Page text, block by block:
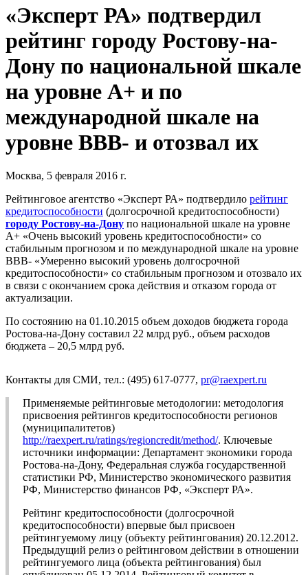
«Эксперт РА» подтвердил
рейтинг городу Ростову-на-
Дону по национальной шкале
на уровне A+ и по
международной шкале на
уровне ВВВ- и отозвал их
Москва, 5 февраля 2016 г.
Рейтинговое агентство «Эксперт РА» подтвердило рейтинг
кредитоспособности (долгосрочной кредитоспособности)
городу Ростову-на-Дону по национальной шкале на уровне
А+ «Очень высокий уровень кредитоспособности» со
стабильным прогнозом и по международной шкале на уровне
ВВВ- «Умеренно высокий уровень долгосрочной
кредитоспособности» со стабильным прогнозом и отозвало их
в связи с окончанием срока действия и отказом города от
актуализации.
По состоянию на 01.10.2015 объем доходов бюджета города
Ростова-на-Дону составил 22 млрд руб., объем расходов
бюджета – 20,5 млрд руб.
Контакты для СМИ, тел.: (495) 617-0777, pr@raexpert.ru
Применяемые рейтинговые методологии: методология
присвоения рейтингов кредитоспособности регионов
(муниципалитетов)
http://raexpert.ru/ratings/regioncredit/method/. Ключевые
источники информации: Департамент экономики города
Ростова-на-Дону, Федеральная служба государственной
статистики РФ, Министерство экономического развития
РФ, Министерство финансов РФ, «Эксперт РА».
Рейтинг кредитоспособности (долгосрочной
кредитоспособности) впервые был присвоен
рейтингуемому лицу (объекту рейтингования) 20.12.2012.
Предыдущий релиз о рейтинговом действии в отношении
рейтингуемого лица (объекта рейтингования) был